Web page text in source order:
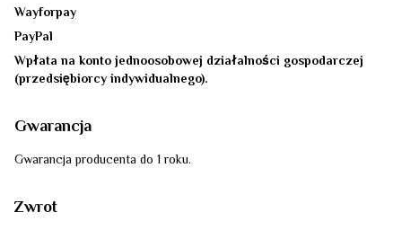
Wayforpay
PayPal
Wpłata na konto jednoosobowej działalności gospodarczej
(przedsiębiorcy indywidualnego).
Gwarancja
Gwarancja producenta do 1 roku.
Zwrot